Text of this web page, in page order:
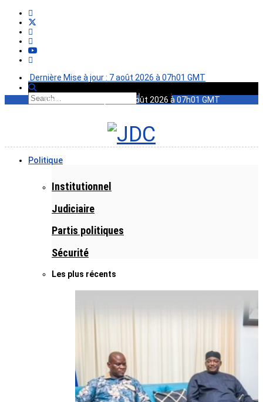
Dernière Mise à jour : 7 août 2026 à 07h01 GMT
Dernière Mise à jour : 7 août 2026 à 07h01 GMT
Politique
Institutionnel
Judiciaire
Partis politiques
Sécurité
Les plus récents